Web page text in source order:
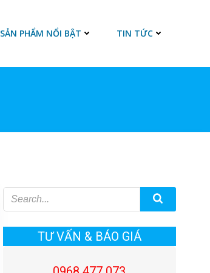
SẢN PHẨM NỔI BẬT TIN TỨC
TƯ VẤN & BÁO GIÁ